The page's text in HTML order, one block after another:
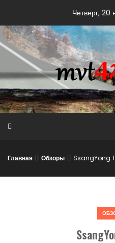
content
Четверг, 20
Главная Обзоры SsangYong